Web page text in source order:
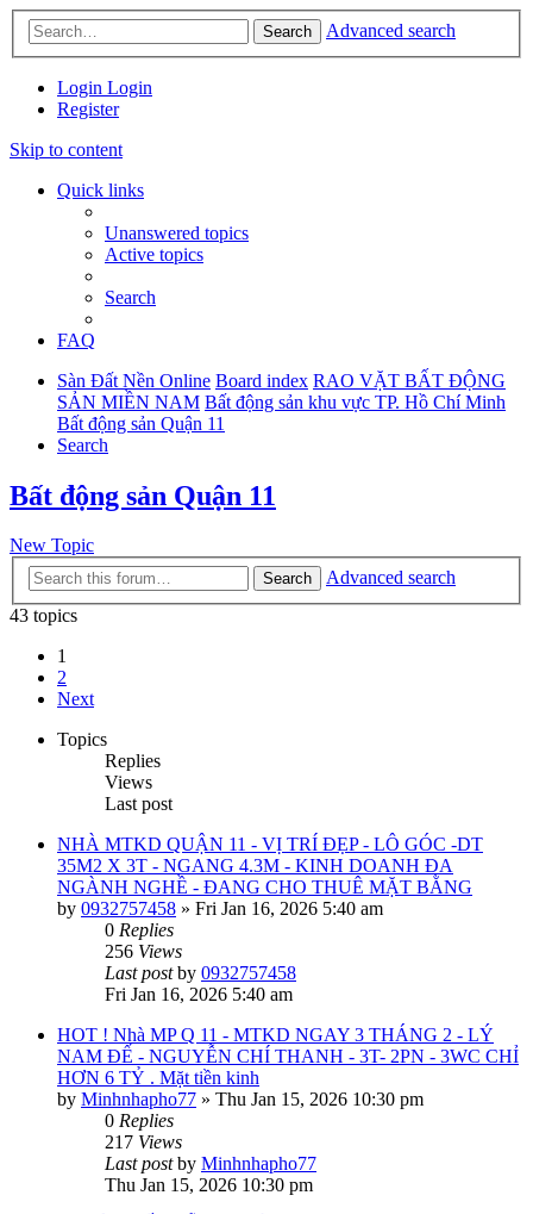
Search Advanced search
Login Login
Register
Skip to content
Quick links
Unanswered topics
Active topics
Search
FAQ
Sàn Đất Nền Online Board index RAO VẶT BẤT ĐỘNG
SẢN MIỀN NAM Bất động sản khu vực TP. Hồ Chí Minh
Bất động sản Quận 11
Search
Bất động sản Quận 11
New Topic
Search
Advanced search
43 topics
1
2
Next
Topics
Replies
Views
Last post
NHÀ MTKD QUẬN 11 - VỊ TRÍ ĐẸP - LÔ GÓC -DT
35M2 X 3T - NGANG 4.3M - KINH DOANH ĐA
NGÀNH NGHỀ - ĐANG CHO THUÊ MẶT BẰNG
by 0932757458 » Fri Jan 16, 2026 5:40 am
0 Replies
256 Views
Last postby 0932757458
Fri Jan 16, 2026 5:40 am
HOT ! Nhà MP Q 11 - MTKD NGAY 3 THÁNG 2 - LÝ
NAM ĐẾ - NGUYỄN CHÍ THANH - 3T- 2PN - 3WC CHỈ
HƠN 6 TỶ . Mặt tiền kinh
by Minhnhapho77 » Thu Jan 15, 2026 10:30 pm
0 Replies
217 Views
Last postby Minhnhapho77
Thu Jan 15, 2026 10:30 pm